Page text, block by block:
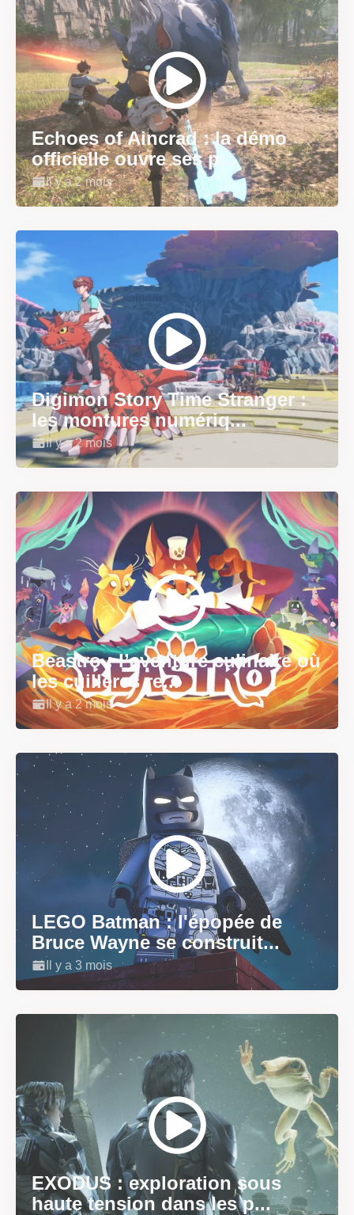
Echoes of Aincrad : la démo
officielle ouvre ses p...
Il y a 2 mois
Digimon Story Time Stranger :
les montures numériq...
Il y a 2 mois
Beastro : l’aventure culinaire où
les cuillères re...
Il y a 2 mois
LEGO Batman : l'épopée de
Bruce Wayne se construit...
Il y a 3 mois
EXODUS : exploration sous
haute tension dans les p...